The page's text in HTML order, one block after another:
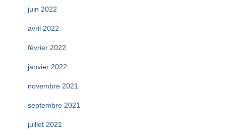
juin 2022
avril 2022
février 2022
janvier 2022
novembre 2021
septembre 2021
juillet 2021